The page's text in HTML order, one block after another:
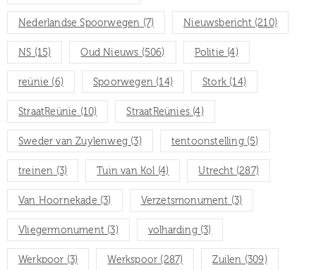
Nederlandse Spoorwegen (7) Nieuwsbericht(210)
NS (15) Oud Nieuws (506) Politie (4)
reünie (6) Spoorwegen (14) Stork (14)
StraatReünie (10) StraatReünies (4)
Sweder van Zuylenweg (3) tentoonstelling(5)
treinen (3) Tuin van Kol (4) Utrecht(287)
Van Hoornekade (3) Verzetsmonument (3)
Vliegermonument (3) volharding(3)
Werkpoor (3) Werkspoor (287) Zuilen (309)